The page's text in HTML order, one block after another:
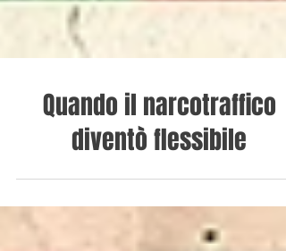
Quando il narcotraffico
diventò flessibile